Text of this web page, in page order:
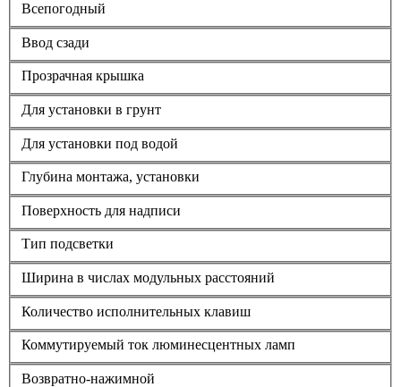
Всепогодный
Ввод сзади
Прозрачная крышка
Для установки в грунт
Для установки под водой
Глубина монтажа, установки
Поверхность для надписи
Тип подсветки
Ширина в числах модульных расстояний
Количество исполнительных клавиш
Коммутируемый ток люминесцентных ламп
Возвратно-нажимной